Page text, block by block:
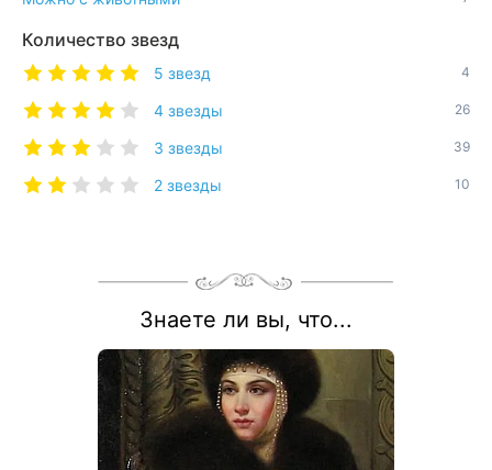
Количество звезд
5 звезд 4
4 звезды 26
3 звезды 39
2 звезды 10
Знаете ли вы, что...